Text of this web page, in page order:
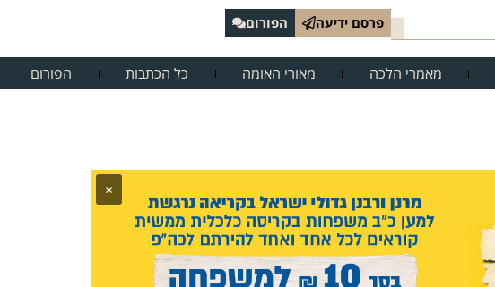
פרסם ידיעה הפורום
מאמרי הלכה מאורי האומה כל הכתבות הפורום
×